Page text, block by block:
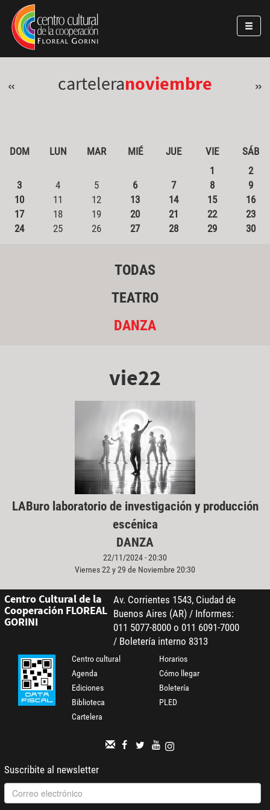
Pasar al contenido principal
Jump to main content
« carteleranoviembre »
DOM LUN MAR MIÉ JUE VIE
SÁB
1
2
3
4 5 6 7 8
9
10
11 12 13 14 15
16
17
18 19 20 21 22
23
24
25 26 27 28 29 30
TODAS
TEATRO
DANZA
vie22
LABuro laboratorio de investigación y producción
escénica
DANZA
22/11/2024 - 20:30
Viernes 22 y 29 de Noviembre 20:30
Centro Cultural de la
Cooperación FLOREAL
GORINI
Av. Corrientes 1543, Ciudad de
Buenos Aires (AR) / Informes:
011 5077-8000 o 011 6091-7000
/ Boletería interno 8313
Centro cultural
Agenda
Ediciones
Biblioteca
Cartelera
Horarios
Cómo llegar
Boletería
PLED
Suscribite al newsletter